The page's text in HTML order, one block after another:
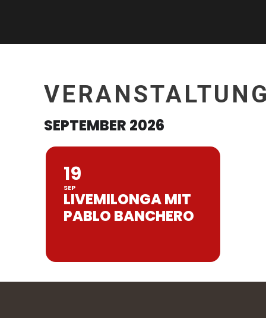
SEPTEMBER 2026
19
SEP
LIVEMILONGA MIT
PABLO BANCHERO